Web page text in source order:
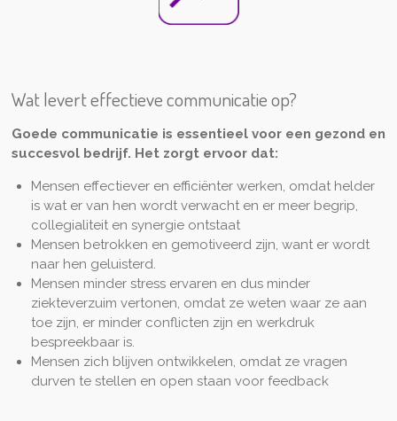
Wat levert effectieve communicatie op?
Goede communicatie is essentieel voor een gezond en
succesvol bedrijf. Het zorgt ervoor dat:
Mensen effectiever en efficiënter werken, omdat helder
is wat er van hen wordt verwacht en er meer begrip,
collegialiteit en synergie ontstaat
Mensen betrokken en gemotiveerd zijn, want er wordt
naar hen geluisterd.
Mensen minder stress ervaren en dus minder
ziekteverzuim vertonen, omdat ze weten waar ze aan
toe zijn, er minder conflicten zijn en werkdruk
bespreekbaar is.
Mensen zich blijven ontwikkelen, omdat ze vragen
durven te stellen en open staan voor feedback